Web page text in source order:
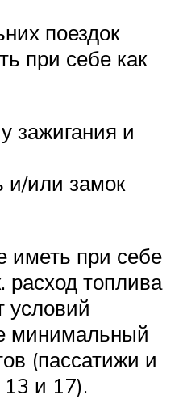
поездок
при себе как
зажигания и
и/или замок
иметь при себе
расход топлива
условий
минимальный
(пассатижи и
и 17).